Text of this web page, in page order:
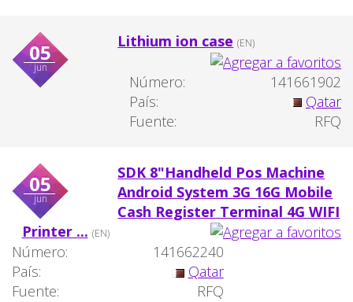
05
jun
Lithium ion case (EN)
Número:
141661902
País:
Qatar
Fuente:
RFQ
05
jun
SDK 8"Handheld Pos Machine
Android System 3G 16G Mobile
Cash Register Terminal 4G WIFI
Printer ... (EN)
Número:
141662240
País:
Qatar
Fuente:
RFQ